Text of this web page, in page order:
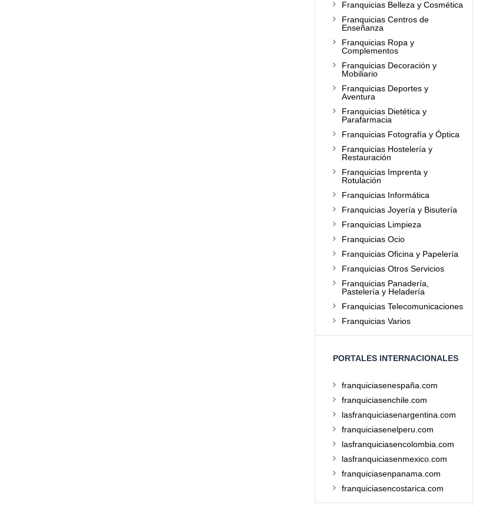
Franquicias Belleza y Cosmética
Franquicias Centros de
Enseñanza
Franquicias Ropa y
Complementos
Franquicias Decoración y
Mobiliario
Franquicias Deportes y
Aventura
Franquicias Dietética y
Parafarmacia
Franquicias Fotografía y Óptica
Franquicias Hostelería y
Restauración
Franquicias Imprenta y
Rotulación
Franquicias Informática
Franquicias Joyería y Bisutería
Franquicias Limpieza
Franquicias Ocio
Franquicias Oficina y Papelería
Franquicias Otros Servicios
Franquicias Panadería,
Pastelería y Heladería
Franquicias Telecomunicaciones
Franquicias Varios
PORTALES INTERNACIONALES
franquiciasenespaña.com
franquiciasenchile.com
lasfranquiciasenargentina.com
franquiciasenelperu.com
lasfranquiciasencolombia.com
lasfranquiciasenmexico.com
franquiciasenpanama.com
franquiciasencostarica.com